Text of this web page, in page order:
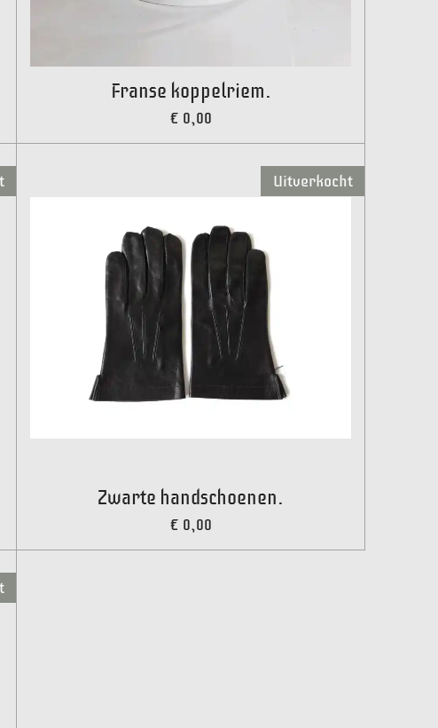
Franse koppelriem.
€ 0,00
Uitverkocht
Zwarte handschoenen.
€ 0,00